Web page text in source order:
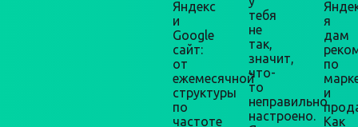
Яндекс
и
Google
сайт:
от
ежемесячной
структуры
по
частоте
тебя
не
так,
значит,
что-
то
неправильно
настроено.
я
дам
по
и
Как